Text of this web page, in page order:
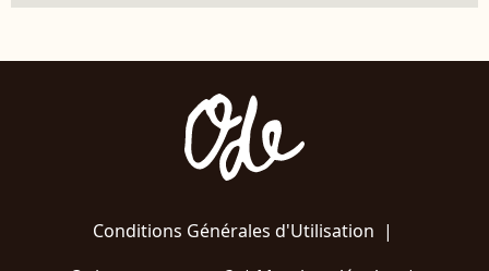
Conditions Générales d'Utilisation |